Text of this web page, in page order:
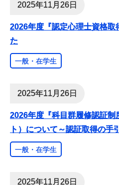
2025年11月26日
2026年度『認定心理士資格取
た
一般・在学生
2025年11月26日
2026年度『科目群履修認証制
ト）について～認証取得の手
一般・在学生
2025年11月26日